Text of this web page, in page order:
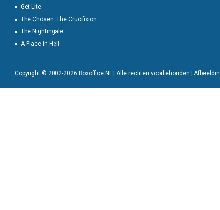
Get Lite
The Chosen: The Crucifixion
The Nightingale
A Place in Hell
Copyright © 2002-2026 Boxoffice NL | Alle rechten voorbehouden |